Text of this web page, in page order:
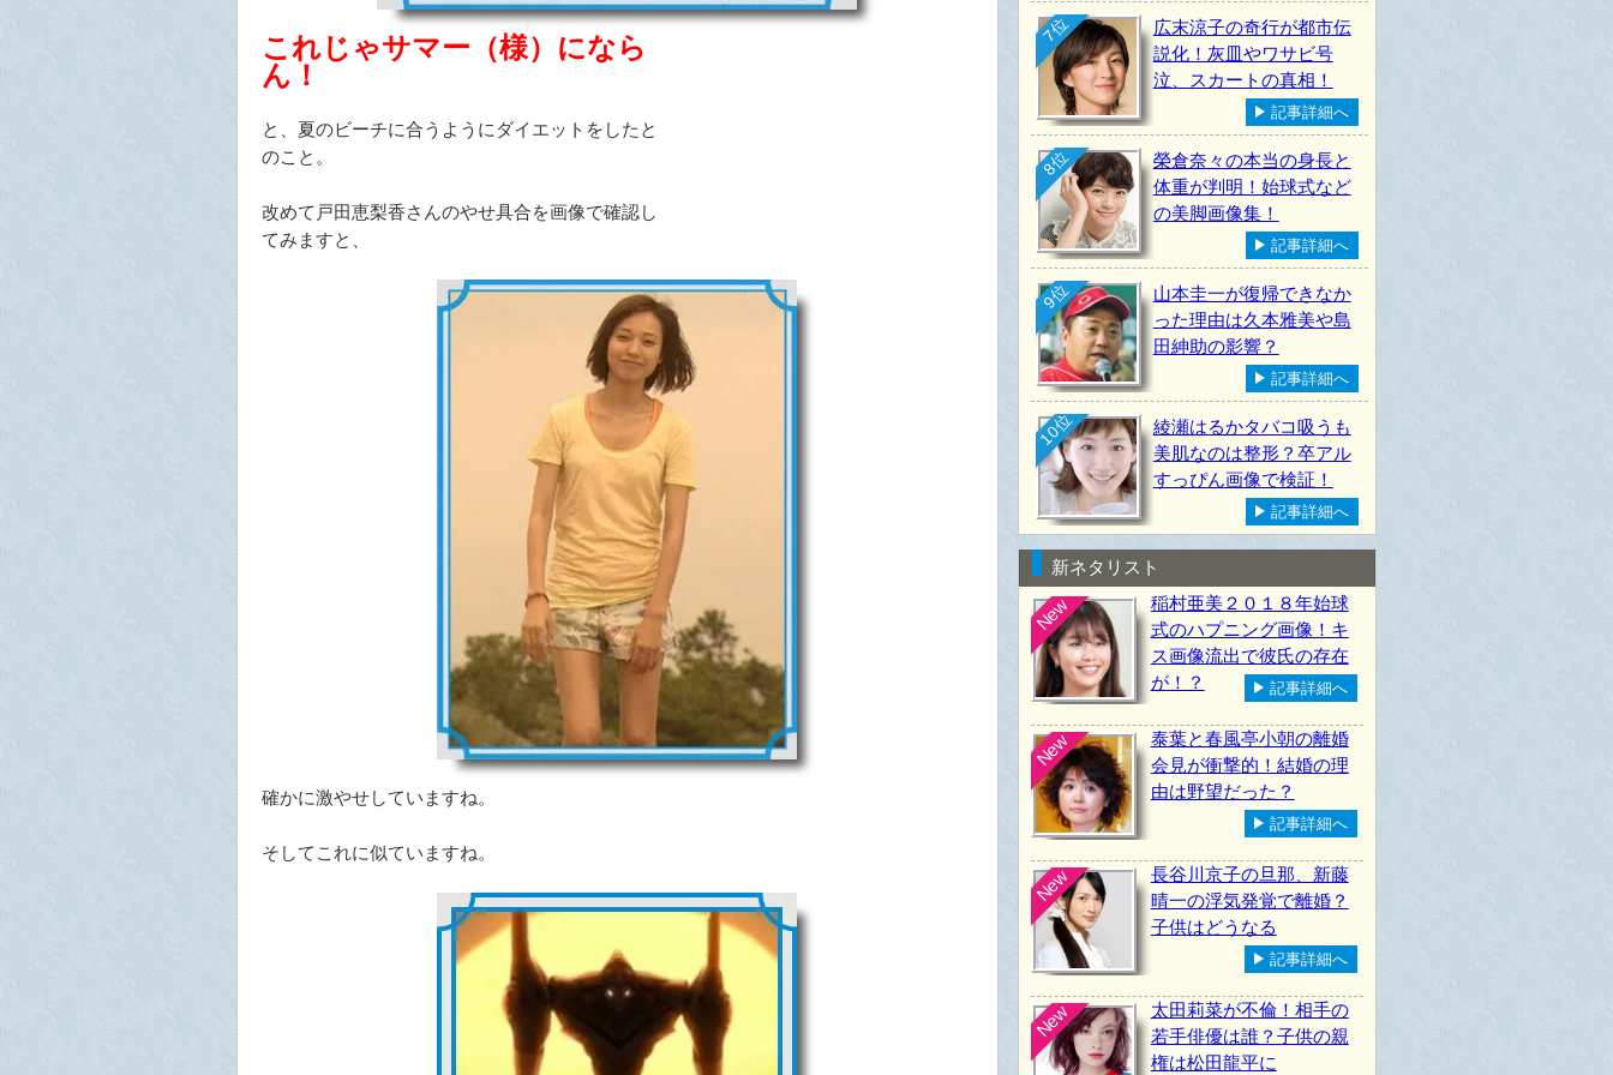
これじゃサマー（様）になら
ん！
と、夏のビーチに合うようにダイエットをしたと
のこと。
改めて戸田恵梨香さんのやせ具合を画像で確認し
てみますと、
確かに激やせしていますね。
そしてこれに似ていますね。
7位
広末涼子の奇行が都市伝
説化！灰皿やワサビ号
泣、スカートの真相！
記事詳細へ
8位
榮倉奈々の本当の身長と
体重が判明！始球式など
の美脚画像集！
記事詳細へ
9位
山本圭一が復帰できなか
った理由は久本雅美や島
田紳助の影響？
記事詳細へ
10位
綾瀬はるかタバコ吸うも
美肌なのは整形？卒アル
すっぴん画像で検証！
記事詳細へ
新ネタリスト
New
稲村亜美２０１８年始球
式のハプニング画像！キ
ス画像流出で彼氏の存在
が！？
記事詳細へ
New
泰葉と春風亭小朝の離婚
会見が衝撃的！結婚の理
由は野望だった？
記事詳細へ
New
長谷川京子の旦那、新藤
晴一の浮気発覚で離婚？
子供はどうなる
記事詳細へ
New
太田莉菜が不倫！相手の
若手俳優は誰？子供の親
権は松田龍平に